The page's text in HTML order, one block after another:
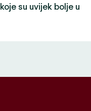
su uvijek bolje u